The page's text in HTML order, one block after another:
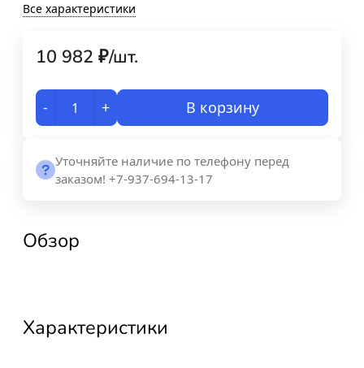
Все характеристики
10 982 ₽/шт.
- + В корзину
Уточняйте наличие по телефону перед
заказом! +7-937-694-13-17
Обзор
Характеристики